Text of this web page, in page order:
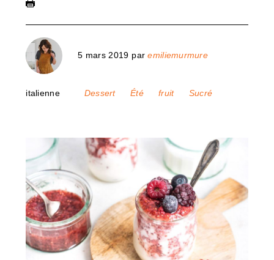
5 mars 2019 paremiliemurmure
italienne Dessert Été fruit Sucré